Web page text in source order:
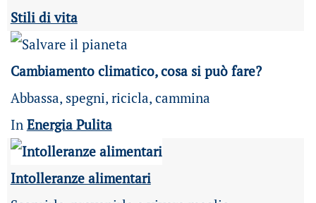
Stili di vita
Cambiamento climatico, cosa si può fare?
Abbassa, spegni, ricicla, cammina
In Energia Pulita
Intolleranze alimentari